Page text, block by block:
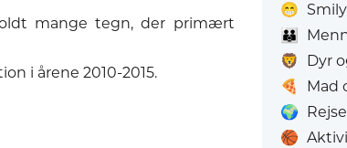
mange tegn, der primært
i årene 2010-2015.
😁
👪
🦁
Dyr
🍕
Mad
🌍
🏀